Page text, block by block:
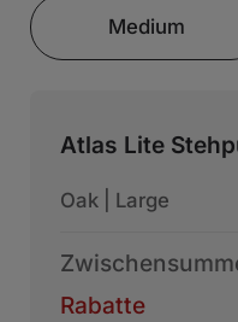
Medium
Atlas Lite
Oak | Large
Rabatte